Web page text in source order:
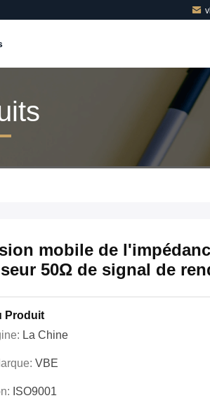
mobile de
50Ω de signal de
Produit
La Chine
VBE
ISO9001